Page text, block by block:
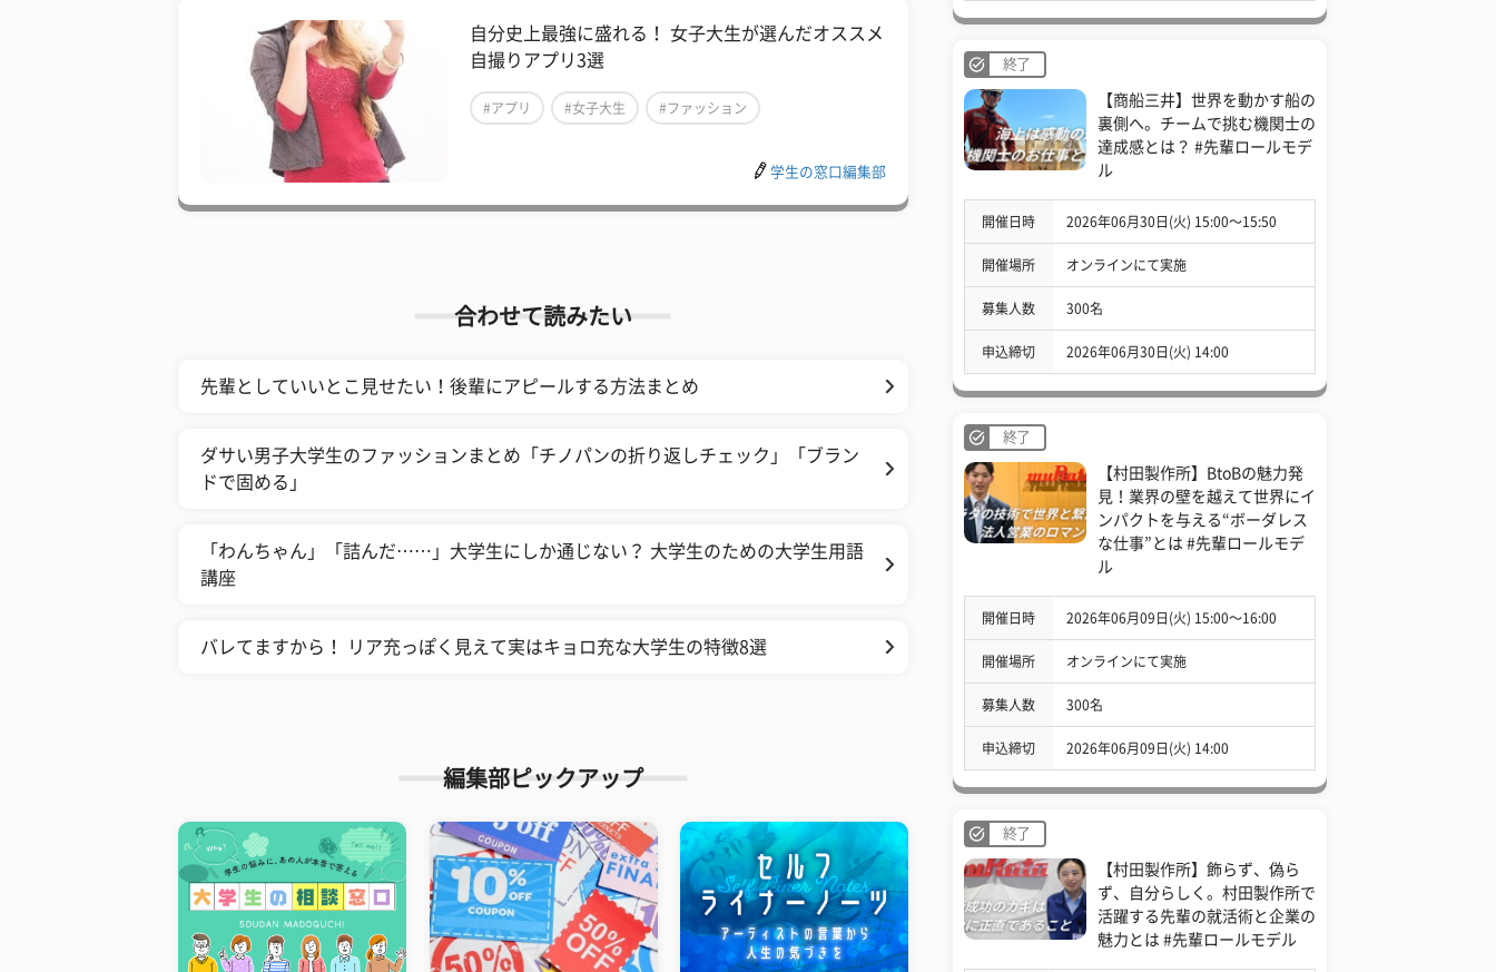
自分史上最強に盛れる！ 女子大生が選んだオススメ
自撮りアプリ3選
#アプリ #女子大生 #ファッション
学生の窓口編集部
合わせて読みたい
先輩としていいとこ見せたい！後輩にアピールする方法まとめ
ダサい男子大学生のファッションまとめ「チノパンの折り返しチェック」「ブラン
ドで固める」
「わんちゃん」「詰んだ……」大学生にしか通じない？ 大学生のための大学生用語
講座
バレてますから！ リア充っぽく見えて実はキョロ充な大学生の特徴8選
編集部ピックアップ
終了
【商船三井】世界を動かす船の
裏側へ。チームで挑む機関士の
達成感とは？ #先輩ロールモデ
ル
開催日時 2026年06月30日(火) 15:00〜15:50
開催場所 オンラインにて実施
募集人数 300名
申込締切 2026年06月30日(火) 14:00
終了
【村田製作所】BtoBの魅力発
見！業界の壁を越えて世界にイ
ンパクトを与える“ボーダレス
な仕事”とは #先輩ロールモデ
ル
開催日時 2026年06月09日(火) 15:00〜16:00
開催場所 オンラインにて実施
募集人数 300名
申込締切 2026年06月09日(火) 14:00
終了
【村田製作所】飾らず、偽ら
ず、自分らしく。村田製作所で
活躍する先輩の就活術と企業の
魅力とは #先輩ロールモデル